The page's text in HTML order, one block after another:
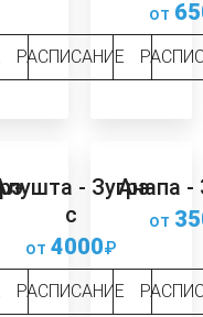
РАСПИСАНИЕ
от
- Зугрэ
с
от 4000₽
РАСПИСАНИЕ
Анапа -
от